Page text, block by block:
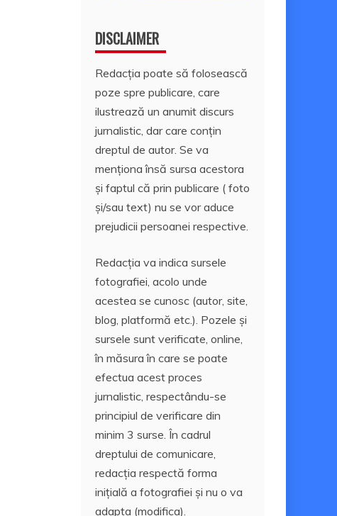
DISCLAIMER
Redacția poate să folosească
poze spre publicare, care
ilustrează un anumit discurs
jurnalistic, dar care conțin
dreptul de autor. Se va
menționa însă sursa acestora
și faptul că prin publicare ( foto
și/sau text) nu se vor aduce
prejudicii persoanei respective.
Redacția va indica sursele
fotografiei, acolo unde
acestea se cunosc (autor, site,
blog, platformă etc.). Pozele și
sursele sunt verificate, online,
în măsura în care se poate
efectua acest proces
jurnalistic, respectându-se
principiul de verificare din
minim 3 surse. În cadrul
dreptului de comunicare,
redacția respectă forma
inițială a fotografiei și nu o va
adapta (modifica).